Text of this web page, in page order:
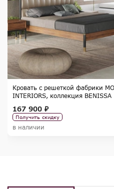
Кровать с решеткой фабрики
INTERIORS, коллекция BENISSA
167 900 ₽
Получить скидку
в наличии